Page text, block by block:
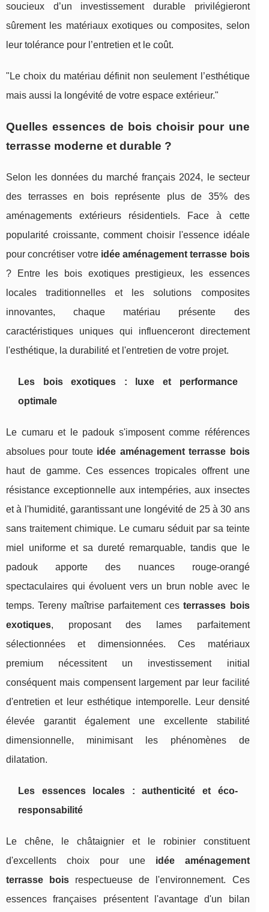
soucieux d’un investissement durable privilégieront
sûrement les matériaux exotiques ou composites, selon
leur tolérance pour l’entretien et le coût.
"Le choix du matériau définit non seulement l’esthétique
mais aussi la longévité de votre espace extérieur."
Quelles essences de bois choisir pour une
terrasse moderne et durable ?
Selon les données du marché français 2024, le secteur
des terrasses en bois représente plus de 35% des
aménagements extérieurs résidentiels. Face à cette
popularité croissante, comment choisir l'essence idéale
pour concrétiser votre idée aménagement terrasse bois
? Entre les bois exotiques prestigieux, les essences
locales traditionnelles et les solutions composites
innovantes, chaque matériau présente des
caractéristiques uniques qui influenceront directement
l'esthétique, la durabilité et l'entretien de votre projet.
Les bois exotiques : luxe et performance
optimale
Le cumaru et le padouk s'imposent comme références
absolues pour toute idée aménagement terrasse bois
haut de gamme. Ces essences tropicales offrent une
résistance exceptionnelle aux intempéries, aux insectes
et à l'humidité, garantissant une longévité de 25 à 30 ans
sans traitement chimique. Le cumaru séduit par sa teinte
miel uniforme et sa dureté remarquable, tandis que le
padouk apporte des nuances rouge-orangé
spectaculaires qui évoluent vers un brun noble avec le
temps. Tereny maîtrise parfaitement cesterrasses bois
exotiques, proposant des lames parfaitement
sélectionnées et dimensionnées. Ces matériaux
premium nécessitent un investissement initial
conséquent mais compensent largement par leur facilité
d'entretien et leur esthétique intemporelle. Leur densité
élevée garantit également une excellente stabilité
dimensionnelle, minimisant les phénomènes de
dilatation.
Les essences locales : authenticité et éco-
responsabilité
Le chêne, le châtaignier et le robinier constituent
d'excellents choix pour une idée aménagement
terrasse bois respectueuse de l'environnement. Ces
essences françaises présentent l'avantage d'un bilan